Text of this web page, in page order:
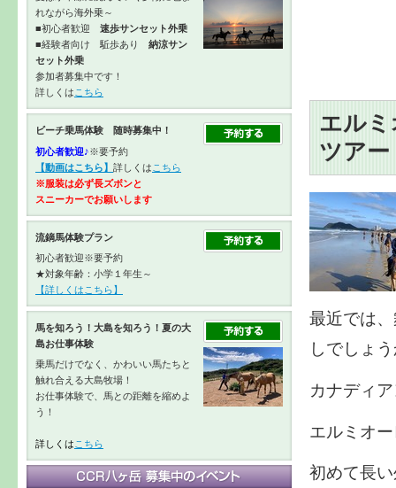
エル
ツアー
最近では
しでしょ
カナディ
エルミオ
初めて長
れながら海外乗～
■初心者歓迎 速歩サンセット外乗
■経験者向け 駈歩あり 納涼サン
セット外乗
参加者募集中です！
詳しくは こちら
ビーチ乗馬体験 随時募集中！
初心者歓迎♪※要予約
【動画はこちら】 詳しくは こちら
※服装は必ず長ズボンと
スニーカーでお願いします
流鏑馬体験プラン
初心者歓迎※要予約
★対象年齢：小学１年生～
【詳しくはこちら】
馬を知ろう！大島を知ろう！夏の大
島お仕事体験
乗馬だけでなく、かわいい馬たちと
触れ合える大島牧場！
お仕事体験で、馬との距離を縮めよ
う！
詳しくは こちら